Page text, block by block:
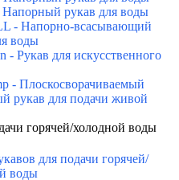
Напорный рукав для воды
- Напорно-всасывающий
воды
- Рукав для искусственного
- Плоскосворачиваемый
рукав для подачи живой
горячей/холодной воды
для подачи горячей/
воды